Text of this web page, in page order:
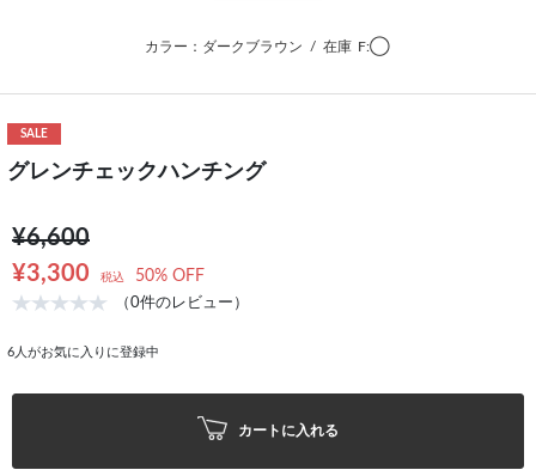
カラー：ダークブラウン / 在庫 F:◯
SALE
グレンチェックハンチング
¥6,600
¥3,300
税込 50% OFF
（0件のレビュー）
6 人がお気に入りに登録中
カートに入れる